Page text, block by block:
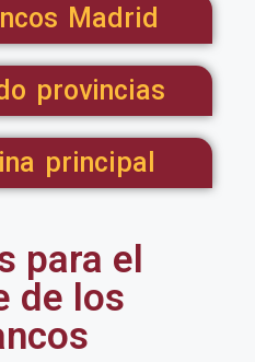
Madrid
provincias
principal
para el
de los